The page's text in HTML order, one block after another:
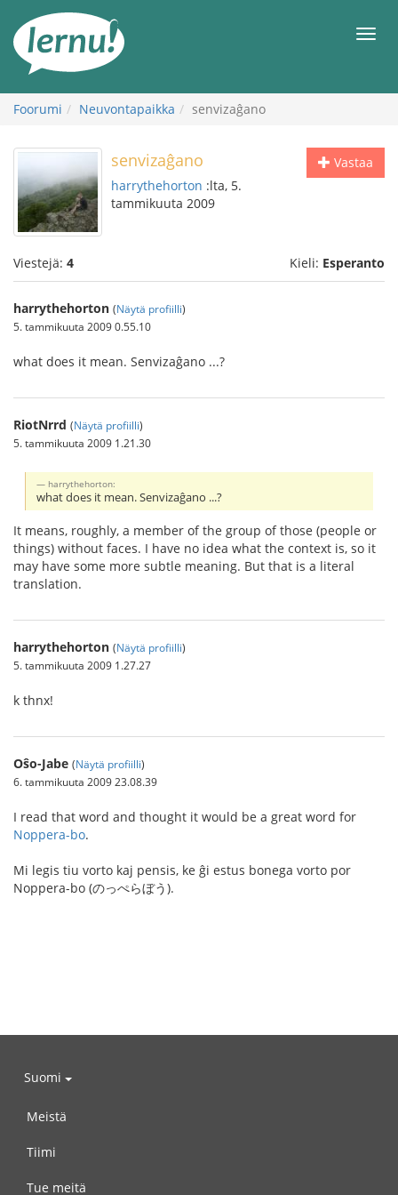
sisältöön
Foorumi Neuvontapaikka senvizaĝano
Vastaa
senvizaĝano
harrythehorton :lta, 5.
tammikuuta 2009
Viestejä: 4 Kieli: Esperanto
harrythehorton (Näytä profiilli)
5. tammikuuta 2009 0.55.10
what does it mean. Senvizaĝano ...?
RiotNrrd (Näytä profiilli)
5. tammikuuta 2009 1.21.30
harrythehorton:
what does it mean. Senvizaĝano ...?
It means, roughly, a member of the group of those (people or
things) without faces. I have no idea what the context is, so it
may have some more subtle meaning. But that is a literal
translation.
harrythehorton (Näytä profiilli)
5. tammikuuta 2009 1.27.27
k thnx!
Oŝo-Jabe (Näytä profiilli)
6. tammikuuta 2009 23.08.39
I read that word and thought it would be a great word for
Noppera-bo.
Mi legis tiu vorto kaj pensis, ke ĝi estus bonega vorto por
Noppera-bo (のっぺらぼう).
Suomi
Meistä
Tiimi
Tue meitä